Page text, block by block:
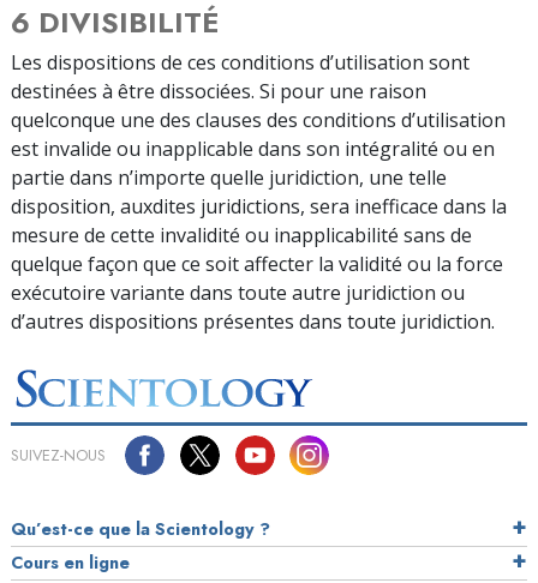
6 DIVISIBILITÉ
Les dispositions de ces conditions d’utilisation sont
destinées à être dissociées. Si pour une raison
quelconque une des clauses des conditions d’utilisation
est invalide ou inapplicable dans son intégralité ou en
partie dans n’importe quelle juridiction, une telle
disposition, auxdites juridictions, sera inefficace dans la
mesure de cette invalidité ou inapplicabilité sans de
quelque façon que ce soit affecter la validité ou la force
exécutoire variante dans toute autre juridiction ou
d’autres dispositions présentes dans toute juridiction.
SUIVEZ-NOUS
Qu’est-ce que la Scientology ?
Cours en ligne